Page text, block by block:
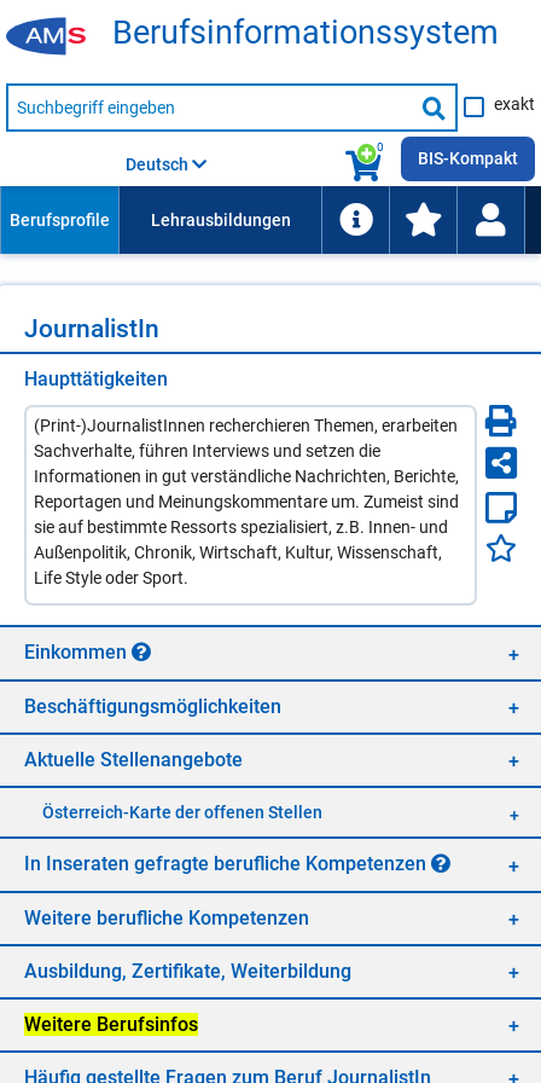
Be­rufs­in­for­ma­ti­ons­sys­tem
Suche
nach
Suche
starten
exakt
0
Deutsch BIS-Kompakt
Jour­na­lis­tIn
Haupttätigkeiten
(Print-)JournalistInnen recherchieren Themen, erarbeiten
Sachverhalte, führen Interviews und setzen die
Informationen in gut verständliche Nachrichten, Berichte,
Reportagen und Meinungskommentare um. Zumeist sind
sie auf bestimmte Ressorts spezialisiert, z.B. Innen- und
Außenpolitik, Chronik, Wirtschaft, Kultur, Wissenschaft,
Life Style oder Sport.
Ein­kom­men
Be­schäf­ti­gungs­mög­lich­kei­ten
Ak­tu­el­le Stel­len­an­ge­bo­te
Öster­reich-Kar­te der of­fe­nen Stel­len
In In­se­ra­ten ge­frag­te be­ruf­li­che Kom­pe­ten­zen
Wei­te­re be­ruf­li­che Kom­pe­ten­zen
Aus­bil­dung, Zer­ti­fi­ka­te, Wei­ter­bil­dung
Wei­te­re Be­rufs­in­fos
Häu­fig ge­stell­te Fra­gen zum Be­ruf Jour­na­lis­tIn